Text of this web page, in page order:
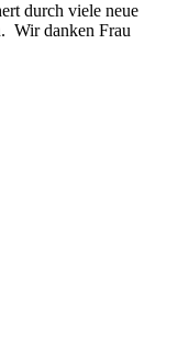
durch viele neue
Wir danken Frau